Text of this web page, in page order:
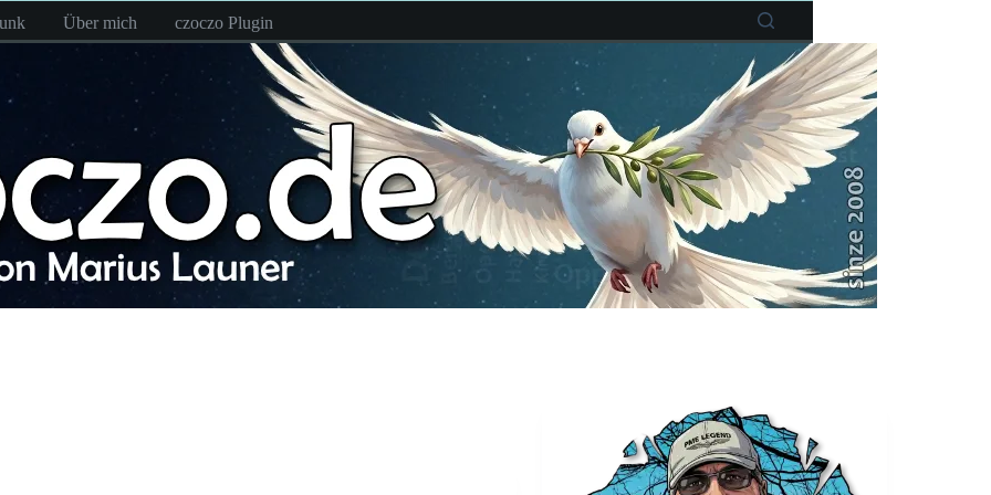
Über mich czoczo Plugin